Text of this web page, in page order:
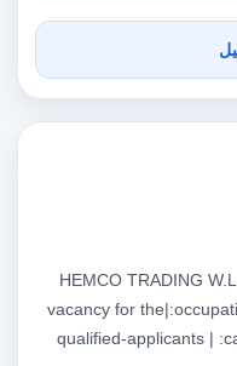
HEMCO TRADING
vacancy for
qualified-applicants |